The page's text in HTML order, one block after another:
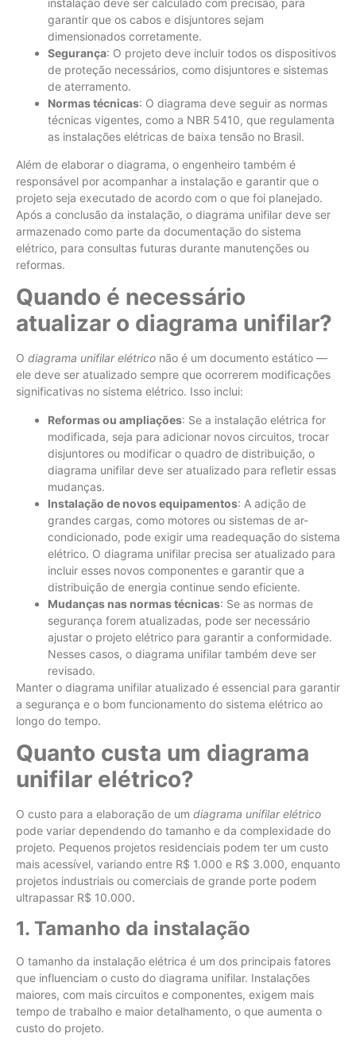
garantir que os cabos e disjuntores sejam
dimensionados corretamente.
Segurança: O projeto deve incluir todos os dispositivos
de proteção necessários, como disjuntores e sistemas
de aterramento.
Normas técnicas: O diagrama deve seguir as normas
técnicas vigentes, como a NBR 5410, que regulamenta
as instalações elétricas de baixa tensão no Brasil.
Além de elaborar o diagrama, o engenheiro também é
responsável por acompanhar a instalação e garantir que o
projeto seja executado de acordo com o que foi planejado.
Após a conclusão da instalação, o diagrama unifilar deve ser
armazenado como parte da documentação do sistema
elétrico, para consultas futuras durante manutenções ou
reformas.
Quando é necessário
atualizar o diagrama unifilar?
O diagrama unifilar elétrico não é um documento estático —
ele deve ser atualizado sempre que ocorrerem modificações
significativas no sistema elétrico. Isso inclui:
Reformas ou ampliações: Se a instalação elétrica for
modificada, seja para adicionar novos circuitos, trocar
disjuntores ou modificar o quadro de distribuição, o
diagrama unifilar deve ser atualizado para refletir essas
mudanças.
Instalação de novos equipamentos: A adição de
grandes cargas, como motores ou sistemas de ar-
condicionado, pode exigir uma readequação do sistema
elétrico. O diagrama unifilar precisa ser atualizado para
incluir esses novos componentes e garantir que a
distribuição de energia continue sendo eficiente.
Mudanças nas normas técnicas: Se as normas de
segurança forem atualizadas, pode ser necessário
ajustar o projeto elétrico para garantir a conformidade.
Nesses casos, o diagrama unifilar também deve ser
revisado.
Manter o diagrama unifilar atualizado é essencial para garantir
a segurança e o bom funcionamento do sistema elétrico ao
longo do tempo.
Quanto custa um diagrama
unifilar elétrico?
O custo para a elaboração de um diagrama unifilar elétrico
pode variar dependendo do tamanho e da complexidade do
projeto. Pequenos projetos residenciais podem ter um custo
mais acessível, variando entre R$ 1.000 e R$ 3.000, enquanto
projetos industriais ou comerciais de grande porte podem
ultrapassar R$ 10.000.
1. Tamanho da instalação
O tamanho da instalação elétrica é um dos principais fatores
que influenciam o custo do diagrama unifilar. Instalações
maiores, com mais circuitos e componentes, exigem mais
tempo de trabalho e maior detalhamento, o que aumenta o
custo do projeto.